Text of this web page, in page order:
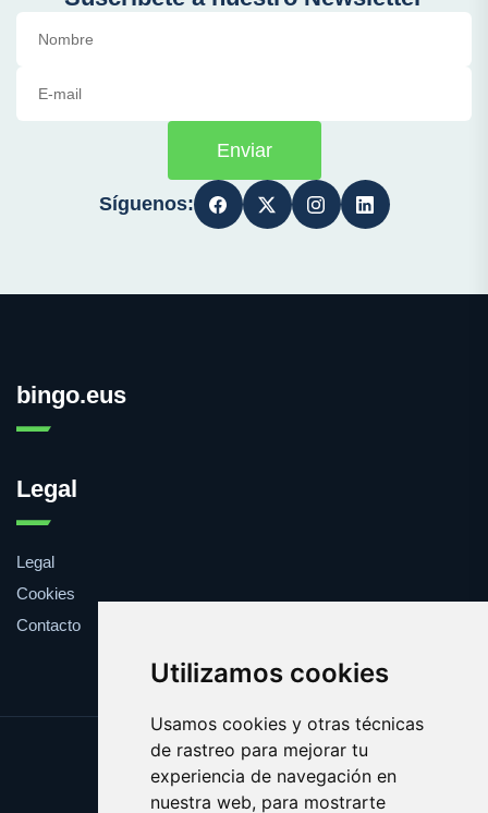
Utilizamos cookies
Usamos cookies y otras técnicas
de rastreo para mejorar tu
experiencia de navegación en
nuestra web, para mostrarte
Enviar
Síguenos:
bingo.eus
Legal
Legal
Cookies
Contacto
Update cookies preferences
Copyright © 2025 bingo.eus